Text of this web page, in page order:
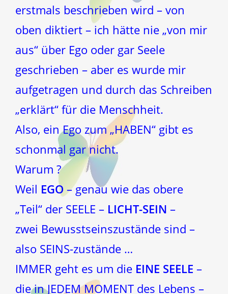
erstmals beschrieben wird – von
oben diktiert – ich hätte nie „von mir
aus“ über Ego oder gar Seele
geschrieben – aber es wurde mir
aufgetragen und durch das Schreiben
„erklärt“ für die Menschheit.
Also, ein Ego zum „HABEN“ gibt es
schonmal gar nicht.
Warum ?
Weil EGO – genau wie das obere
„Teil“ der SEELE – LICHT-SEIN –
zwei Bewusstseinszustände sind –
also SEINS-zustände …
IMMER geht es um die EINE SEELE –
die in JEDEM MOMENT des Lebens –